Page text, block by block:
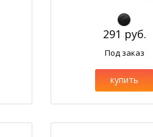
291 руб.
Под заказ
купить